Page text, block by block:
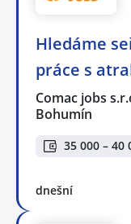
Hledáme
práce s
Comac jobs
Bohumín
35 000 – 40
dnešní